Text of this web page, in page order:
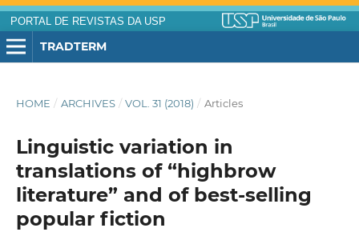
PORTAL DE REVISTAS DA USP
TRADTERM
HOME / ARCHIVES / VOL. 31 (2018) / Articles
Linguistic variation in
translations of “highbrow
literature” and of best-selling
popular fiction